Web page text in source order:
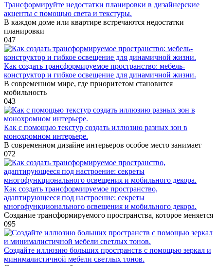
Трансформируйте недостатки планировки в дизайнерские
акценты с помощью света и текстуры.
В каждом доме или квартире встречаются недостатки
планировки
047
Как создать трансформируемое пространство: мебель-
конструктор и гибкое освещение для динамичной жизни.
В современном мире, где приоритетом становится
мобильность
043
Как с помощью текстур создать иллюзию разных зон в
монохромном интерьере.
В современном дизайне интерьеров особое место занимает
072
Как создать трансформируемое пространство,
адаптирующееся под настроение: секреты
многофункционального освещения и мобильного декора.
Создание трансформируемого пространства, которое меняется
095
Создайте иллюзию больших пространств с помощью зеркал и
минималистичной мебели светлых тонов.